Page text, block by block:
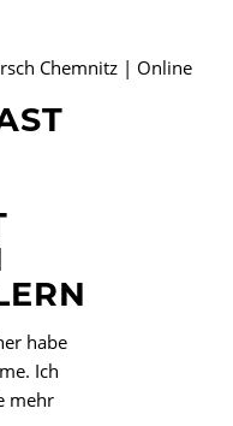
Chemnitz | Online
habe
Ich
mehr